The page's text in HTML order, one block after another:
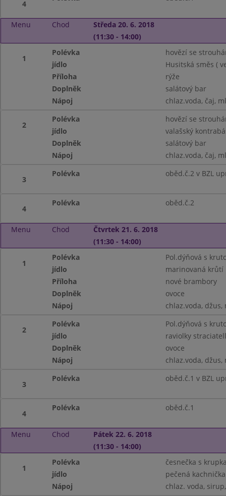
4
Menu Chod
Středa 20. 6. 2018
(11:30 - 14:00)
1
Polévka
hovězí se
jídlo
Husitská směs (
Příloha
rýže
Doplněk
salátový bar
Nápoj
chlaz.voda, čaj,
2
Polévka
hovězí se
jídlo
valašský
Doplněk
salátový bar
Nápoj
chlaz.voda, čaj,
3
Polévka oběd.č.2 v BZL
4
Polévka oběd.č.2
Menu Chod
Čtvrtek 21. 6. 2018
(11:30 - 14:00)
1
Polévka
Pol.dýňová s
jídlo
marinovaná krůtí
Příloha
nové brambory
Doplněk
ovoce
Nápoj
chlaz.voda, džus,
2
Polévka
Pol.dýňová s
jídlo
raviolky
Doplněk
ovoce
Nápoj
chlaz.voda, džus,
3
Polévka oběd.č.1 v BZL
4
Polévka oběd.č.1
Menu Chod
Pátek 22. 6. 2018
(11:30 - 14:00)
1
Polévka
česnečka s
jídlo
pečená
Nápoj
chlaz. voda,